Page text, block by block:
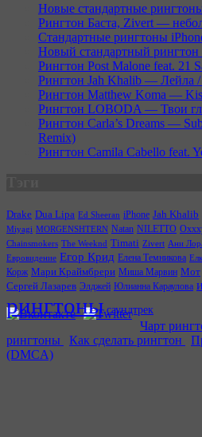
Новые стандартные
Рингтон Баста, Zivert —
Стандартные рингтоны
Новый стандартный рингтон
Рингтон Post Malone feat. 21
Рингтон Jah Khalib — Лейла /
Рингтон Matthew Koma —
Рингтон LOBODA — Твои
Рингтон Carla’s Dreams —
Remix)
Рингтон Camila Cabello feat.
Drake Dua Lipa Ed Sheeran iPhone Jah Khalib
Miyagi MORGENSHTERN Natan NILETTO
Chainsmokers The Weeknd Timati Zivert Ани
Евровидение Егор Крид Елена Темникова
Корж Мари Краймбрери Миша Марвин Мот
Сергей Лазарев Элджей Юлианна Караулова
рингтоны саундтрек
Чарт
рингтоны
Как сделать рингтон
(DMCA)